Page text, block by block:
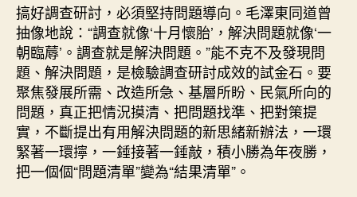
搞好調查研討，必須堅持問題導向。毛澤東同道曾
抽像地說：“調查就像‘十月懷胎’，解決問題就像‘一
朝臨蓐’。調查就是解決問題。”能不克不及發現問
題、解決問題，是檢驗調查研討成效的試金石。要
聚焦發展所需、改造所急、基層所盼、民氣所向的
問題，真正把情況摸清、把問題找準、把對策提
實，不斷提出有用解決問題的新思緒新辦法，一環
緊著一環擰，一錘接著一錘敲，積小勝為年夜勝，
把一個個“問題清單”變為“結果清單”。